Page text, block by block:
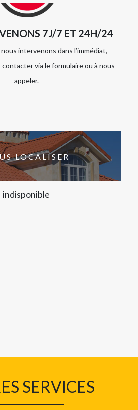
7J/7 ET 24H/24
nous intervenons dans l’immédiat,
contacter via le formulaire ou à nous
appeler.
LOCALISER
indisponible
SERVICES